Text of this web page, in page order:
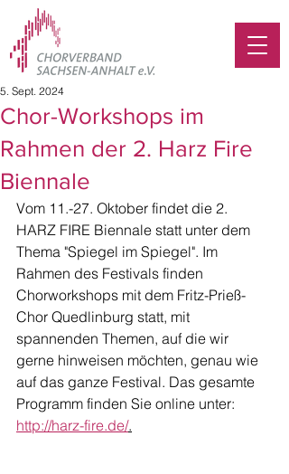
Chor-Workshops im
Rahmen der 2. Harz Fire
Biennale
5. Sept. 2024
Vom 11.-27. Oktober findet die 2.
HARZ FIRE Biennale statt unter dem
Thema "Spiegel im Spiegel". Im
Rahmen des Festivals finden
Chorworkshops mit dem Fritz-Prieß-
Chor Quedlinburg statt, mit
spannenden Themen, auf die wir
gerne hinweisen möchten, genau wie
auf das ganze Festival. Das gesamte
Programm finden Sie online unter:
http://harz-fire.de/.